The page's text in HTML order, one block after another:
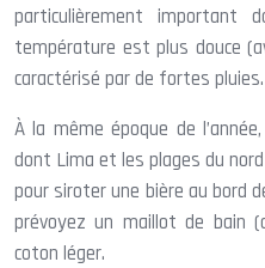
particulièrement
température est plus douce
caractérisé par de fortes pluies.
À la même époque de
dont Lima et les plages du
pour siroter une bière au bord
prévoyez un maillot de bain
coton léger.